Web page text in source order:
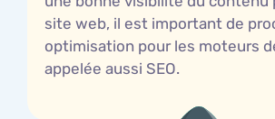
site web, il est important de
optimisation pour les moteurs
appelée aussi SEO.